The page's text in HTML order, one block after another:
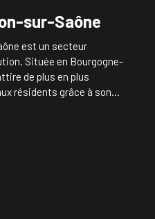
sur-Saône
est un secteur
Située en Bourgogne-
de plus en plus
résidents grâce à son
historique et ses
vous soyez à la
à vendre, comprendre